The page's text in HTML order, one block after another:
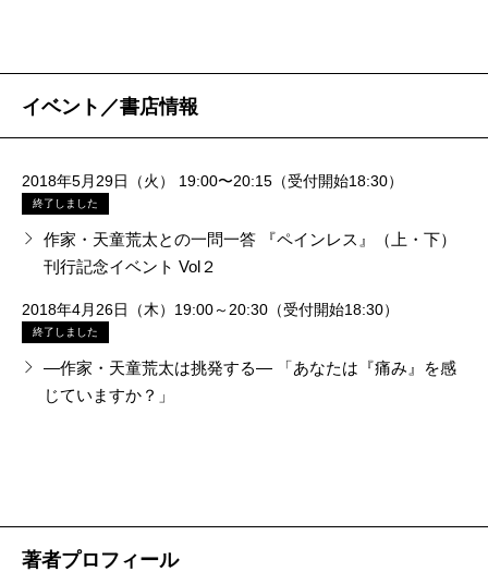
「人間は癒そうとして癒せるものじゃない」のであ
る。
「癒し」のイメージがいつの間にかついてしまった天
童だが、実は一貫して読者を挑発してきたことが忘れ
られてはいまいか。『孤独の歌声』では、通念とは逆
に孤独のプラス面を強調し、『
ぎて殺し合う所まで行ってしまう家族像を描いた。こ
れらは社会通念への堂々たる異議申し立てであって、
奇を衒った逆張りの発想などではない。
絵本だ。小学三年生のゼンは、気にかかったことがあ
ことに苦しさを覚えている多くの人に届いた。『悼む
等さと死に対する不平等さが実はリンクしているので
癒しにつながるものがあったということなんでしょ
よって、生きていく上での大事な秘密の場所を確保で
きるのに、一方的にそれを辛いもの悪いものと捉える
のはおかしくないかという疑問を投げかけたつもりで
人間は、癒そうと思って癒せるものじゃないし。
イベント／書店情報
2018年5月29日（火） 19:00〜20:15（受付開始18:30）
終了しました
作家・天童荒太との一問一答 『ペインレス』（上・下）
刊行記念イベント Vol２
2018年4月26日（木）19:00～20:30（受付開始18:30）
終了しました
―作家・天童荒太は挑発する― 「あなたは『痛み』を感
じていますか？」
著者プロフィール